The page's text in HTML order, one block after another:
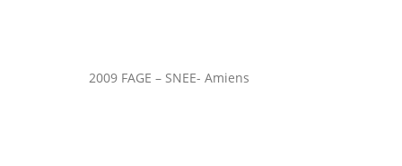
2009 FAGE – SNEE- Amiens